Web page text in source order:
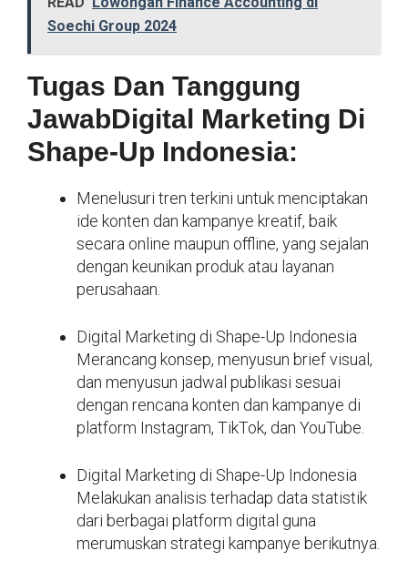
Soechi Group 2024
Tugas Dan Tanggung
JawabDigital Marketing Di
Shape-Up Indonesia:
Menelusuri tren terkini untuk menciptakan
ide konten dan kampanye kreatif, baik
secara online maupun offline, yang sejalan
dengan keunikan produk atau layanan
perusahaan.
Digital Marketing di Shape-Up Indonesia
Merancang konsep, menyusun brief visual,
dan menyusun jadwal publikasi sesuai
dengan rencana konten dan kampanye di
platform Instagram, TikTok, dan YouTube.
Digital Marketing di Shape-Up Indonesia
Melakukan analisis terhadap data statistik
dari berbagai platform digital guna
merumuskan strategi kampanye berikutnya.